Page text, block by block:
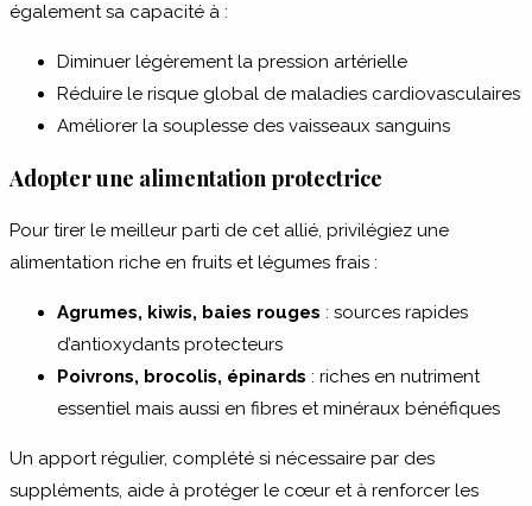
également sa capacité à :
Diminuer légèrement la pression artérielle
Réduire le risque global de maladies cardiovasculaires
Améliorer la souplesse des vaisseaux sanguins
Adopter une alimentation protectrice
Pour tirer le meilleur parti de cet allié, privilégiez une
alimentation riche en fruits et légumes frais :
Agrumes, kiwis, baies rouges : sources rapides
d’antioxydants protecteurs
Poivrons, brocolis, épinards : riches en nutriment
essentiel mais aussi en fibres et minéraux bénéfiques
Un apport régulier, complété si nécessaire par des
suppléments, aide à protéger le cœur et à renforcer les